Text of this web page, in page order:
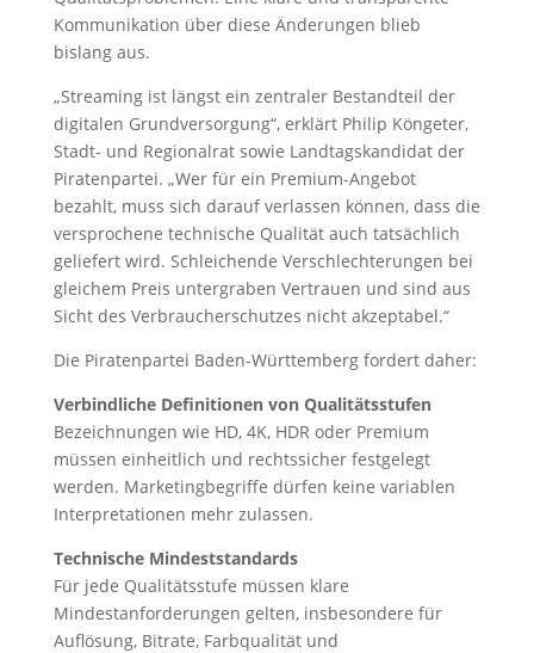
Kommunikation über diese Änderungen blieb
bislang aus.
„Streaming ist längst ein zentraler Bestandteil der
digitalen Grundversorgung“, erklärt Philip Köngeter,
Stadt- und Regionalrat sowie Landtagskandidat der
Piratenpartei. „Wer für ein Premium-Angebot
bezahlt, muss sich darauf verlassen können, dass die
versprochene technische Qualität auch tatsächlich
geliefert wird. Schleichende Verschlechterungen bei
gleichem Preis untergraben Vertrauen und sind aus
Sicht des Verbraucherschutzes nicht akzeptabel.“
Die Piratenpartei Baden-Württemberg fordert daher:
Verbindliche Definitionen von Qualitätsstufen
Bezeichnungen wie HD, 4K, HDR oder Premium
müssen einheitlich und rechtssicher festgelegt
werden. Marketingbegriffe dürfen keine variablen
Interpretationen mehr zulassen.
Technische Mindeststandards
Für jede Qualitätsstufe müssen klare
Mindestanforderungen gelten, insbesondere für
Auflösung, Bitrate, Farbqualität und